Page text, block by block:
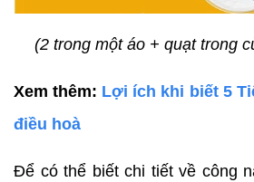
(2 trong một áo + quạt trong
Xem thêm: Lợi ích khi biết 5
điều hoà
Để có thể biết chi tiết về công